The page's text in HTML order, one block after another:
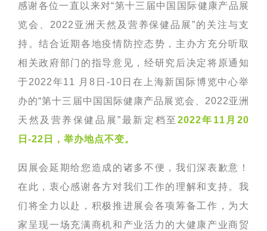
感谢各位一直以来对“第十三届中国国际健康产品展
览会、2022亚洲天然及营养保健品展”的关注与支
持。结合近期各地疫情防控态势，主办方充分听取
相关政府部门的指导意见，经研究后决定将原通知
于2022年11 月8日-10日在上海新国际博览中心举
办的“第十三届中国国际健康产品展览会、2022亚洲
天然及营养保健品展”最新定档至 2022年11月20
日-22日，举办地点不变。
因展会延期给您造成的诸多不便，我们深表歉意！
在此，衷心感谢各方对我们工作的理解和支持。我
们将全力以赴，积极推进展会各项筹备工作，为大
家呈现一场充满商机和产业活力的大健康产业商贸